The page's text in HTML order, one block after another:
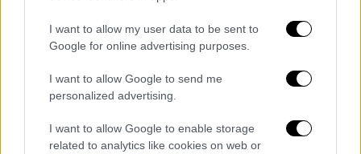
I want to allow my user data to be sent to
Google for online advertising purposes.
I want to allow Google to send me
personalized advertising.
I want to allow Google to enable storage
related to analytics like cookies on web or
βίντεο
Μεγάλη φωτιά σε μονάδα διαχείρισης
αποβλήτων στη μεγαλούπολη της
Αυστραλίας - Περισσότεροι από 200
πυροσβέστες στην επιχείρηση και δύο
τραυματίες